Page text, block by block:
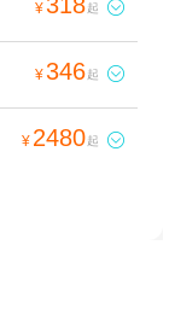
¥ 起 
¥346起 
¥ 2480起 